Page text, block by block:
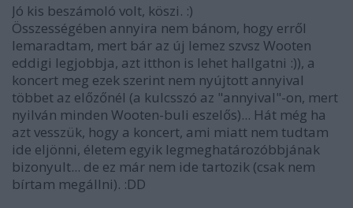
Jó kis beszámoló volt, köszi. :)
Összességében annyira nem bánom, hogy erről
lemaradtam, mert bár az új lemez szvsz Wooten
eddigi legjobbja, azt itthon is lehet hallgatni :)), a
koncert meg ezek szerint nem nyújtott annyival
többet az előzőnél (a kulcsszó az "annyival"-on, mert
nyilván minden Wooten-buli eszelős)... Hát még ha
azt vesszük, hogy a koncert, ami miatt nem tudtam
ide eljönni, életem egyik legmeghatározóbbjának
bizonyult... de ez már nem ide tartozik (csak nem
bírtam megállni). :DD